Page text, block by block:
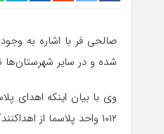
صالحی فر با اشاره به
شده و در سایر شهرستان‌ها
۱۰۱۲ واحد پلاسما از اهداکنندگان دریافت شده است/ایسنا